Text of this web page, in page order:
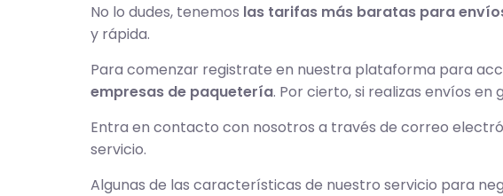
No lo dudes, tenemos las tarifas más baratas para
y rápida.
Para comenzar registrate en nuestra plataforma para
empresas de paquetería. Por cierto, si realizas envíos
Entra en contacto con nosotros a través de correo
servicio.
Algunas de las características de nuestro servicio para